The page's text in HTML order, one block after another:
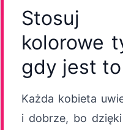
Stosuj
kolorowe
gdy jest
Każda kobieta
i dobrze, bo